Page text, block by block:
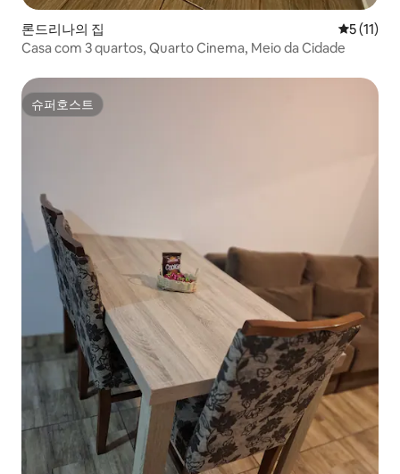
론드리나의 집 평점 5점
5 (11)
Casa com 3 quartos, Quarto Cinema, Meio da Cidade
슈퍼호스트
슈퍼호스트